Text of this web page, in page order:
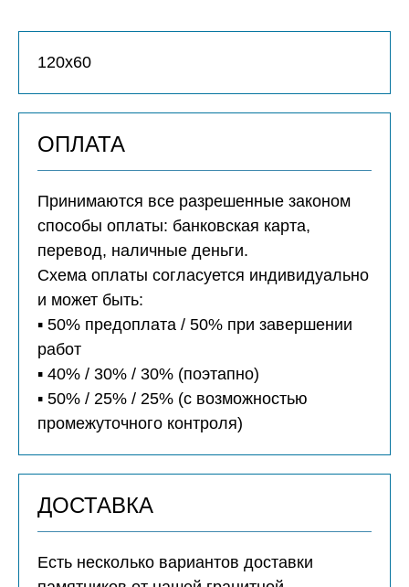
120х60
ОПЛАТА
Принимаются все разрешенные законом
способы оплаты: банковская карта,
перевод, наличные деньги.
Схема оплаты согласуется индивидуально
и может быть:
▪️ 50% предоплата / 50% при завершении
работ
▪️ 40% / 30% / 30% (поэтапно)
▪️ 50% / 25% / 25% (с возможностью
промежуточного контроля)
ДОСТАВКА
Есть несколько вариантов доставки